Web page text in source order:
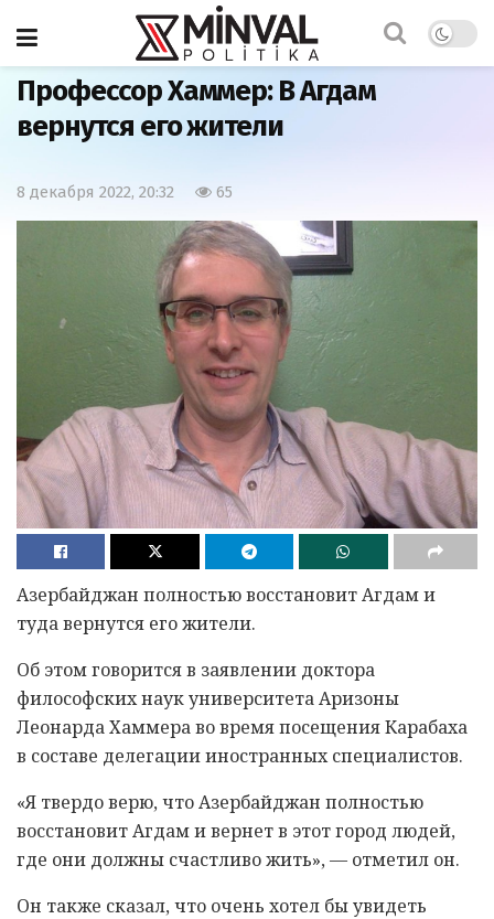
Главная
Профессор Хаммер: В Агдам
вернутся его жители
8 декабря 2022, 20:32 65
Азербайджан полностью восстановит Агдам и
туда вернутся его жители.
Об этом говорится в заявлении доктора
философских наук университета Аризоны
Леонарда Хаммера во время посещения Карабаха
в составе делегации иностранных специалистов.
«Я твердо верю, что Азербайджан полностью
восстановит Агдам и вернет в этот город людей,
где они должны счастливо жить», — отметил он.
Он также сказал, что очень хотел бы увидеть